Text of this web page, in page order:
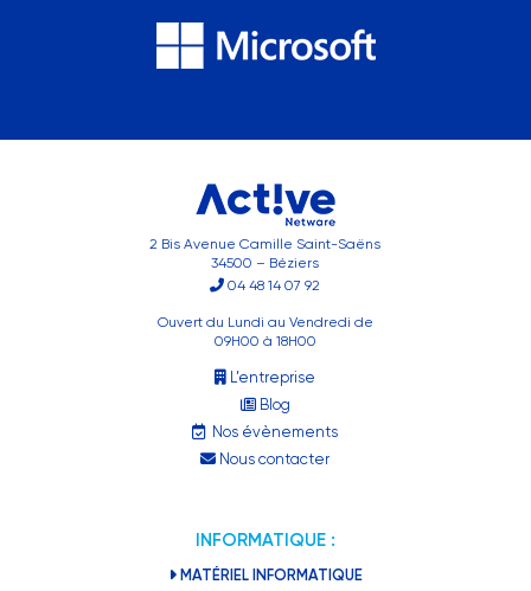
2 Bis Avenue Camille Saint-Saëns
34500 – Béziers
04 48 14 07 92
Ouvert du Lundi au Vendredi de
09H00 à 18H00
L’entreprise
Blog
Nos évènements
Nous contacter
INFORMATIQUE :
MATÉRIEL INFORMATIQUE